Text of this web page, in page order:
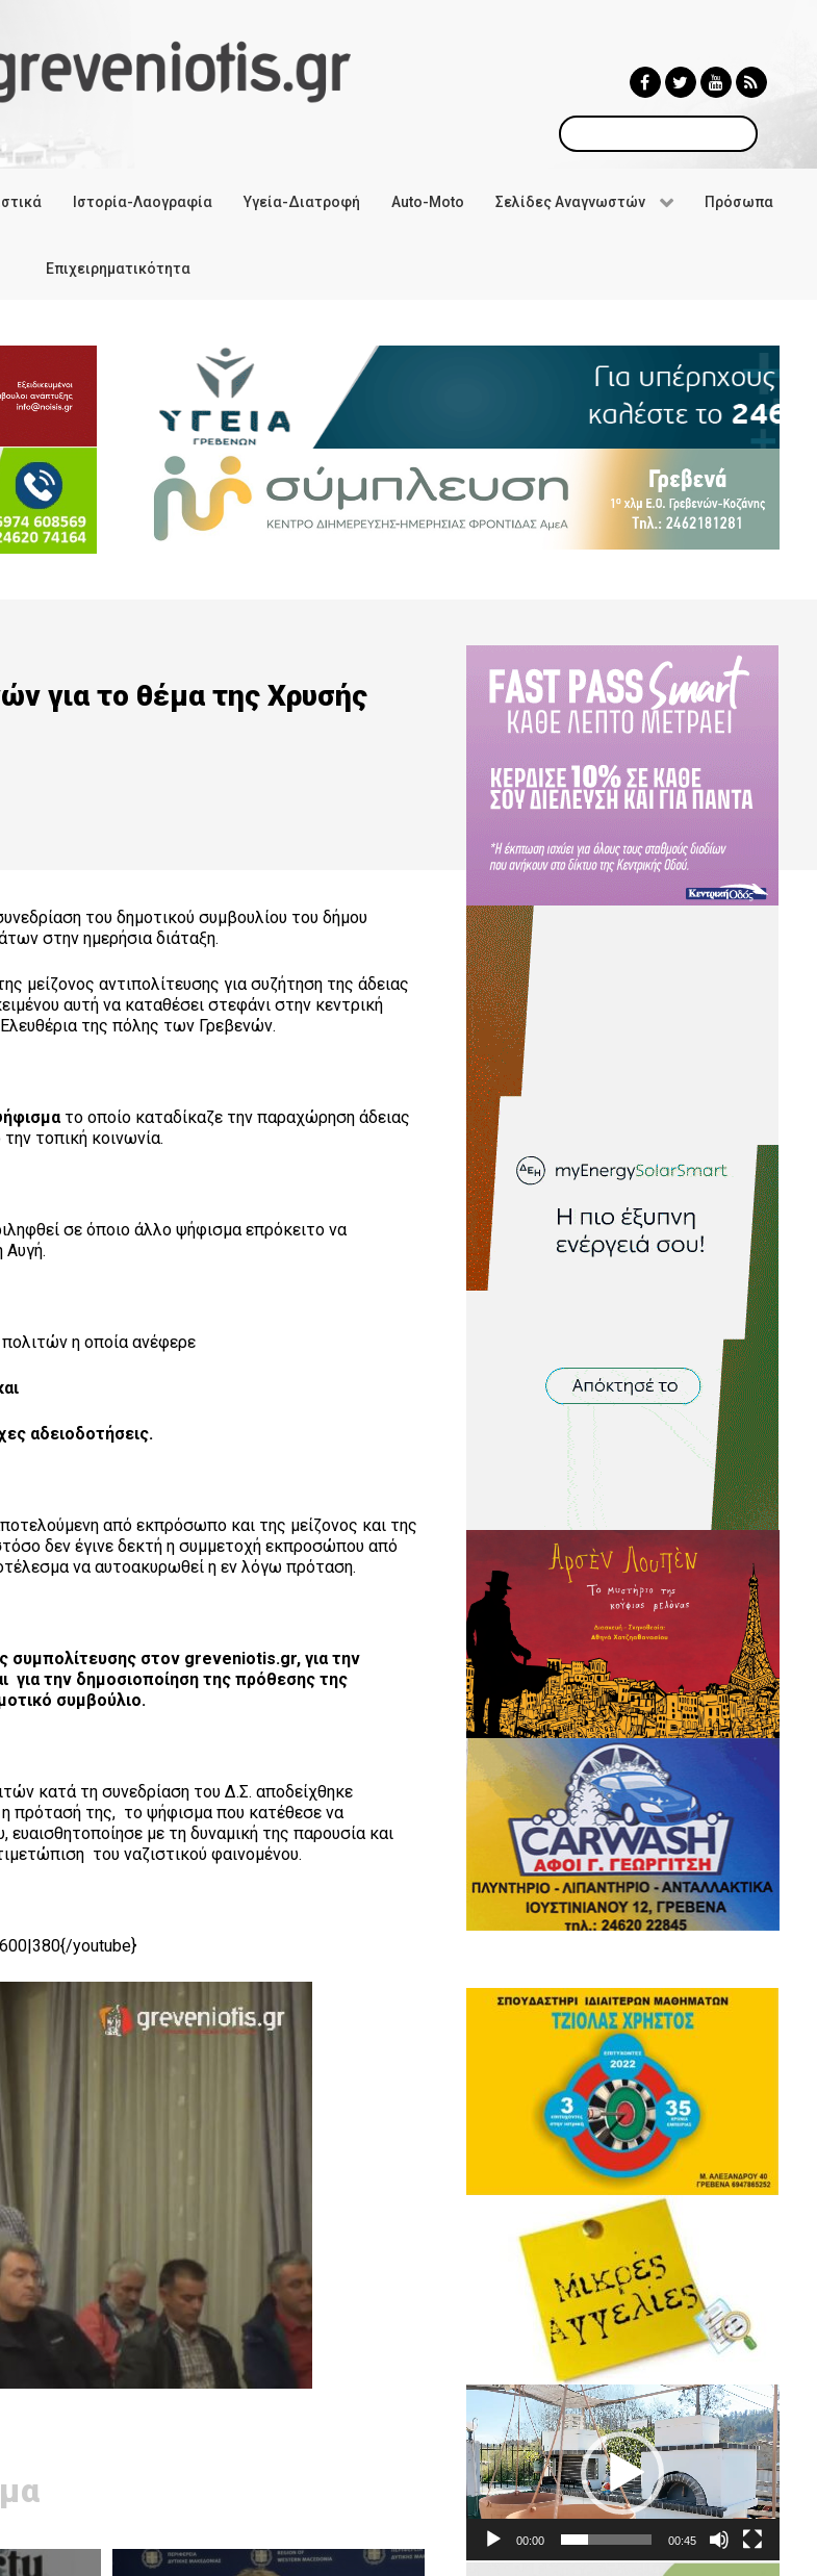
Αναζήτηση
Ιστορία-Λαογραφία Υγεία-Διατροφή Auto-Moto Σελίδες Αναγνωστών Πρόσωπα
Επιχειρηματικότητα
για το θέμα της Χρυσής
του δημοτικού συμβουλίου του δήμου
στην ημερήσια διάταξη.
μείζονος αντιπολίτευσης για συζήτηση της άδειας
αυτή να καταθέσει στεφάνι στην κεντρική
της πόλης των Γρεβενών.
το οποίο καταδίκαζε την παραχώρηση άδειας
τοπική κοινωνία.
σε όποιο άλλο ψήφισμα επρόκειτο να
Αυγή.
η οποία ανέφερε
αδειοδοτήσεις.
από εκπρόσωπο και της μείζονος και της
δεν έγινε δεκτή η συμμετοχή εκπροσώπου από
να αυτοακυρωθεί η εν λόγω πρόταση.
συμπολίτευσης στον greveniotis.gr, για την
για την δημοσιοποίηση της πρόθεσης της
συμβούλιο.
κατά τη συνεδρίαση του Δ.Σ. αποδείχθηκε
πρότασή της, το ψήφισμα που κατέθεσε να
με τη δυναμική της παρουσία και
του ναζιστικού φαινομένου.
youtube}
Πρόγραμμα
Αναπαραγωγής
Βίντεο
00:00 00:45